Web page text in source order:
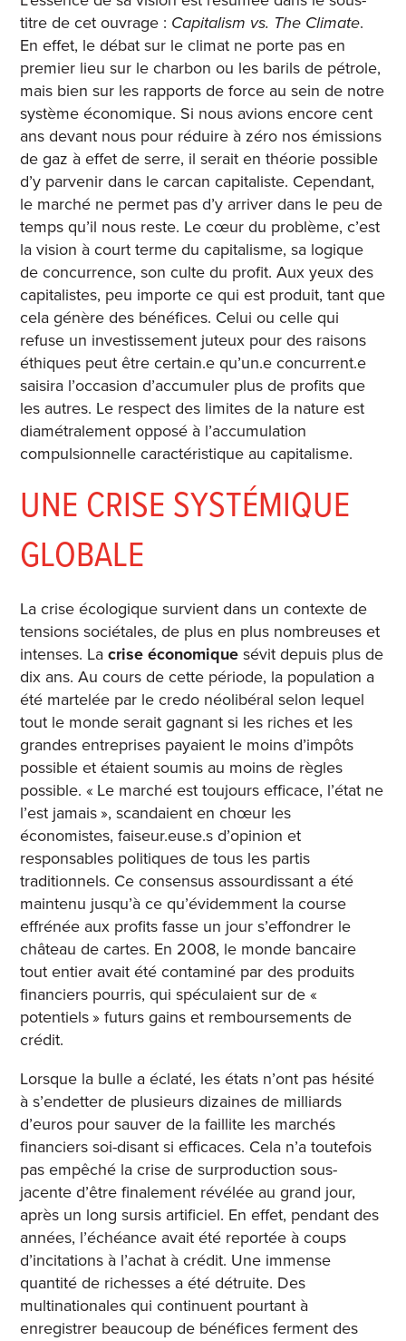
titre de cet ouvrage : Capitalism vs. The Climate.
En effet, le débat sur le climat ne porte pas en
premier lieu sur le charbon ou les barils de pétrole,
mais bien sur les rapports de force au sein de notre
système économique. Si nous avions encore cent
ans devant nous pour réduire à zéro nos émissions
de gaz à effet de serre, il serait en théorie possible
d’y parvenir dans le carcan capitaliste. Cependant,
le marché ne permet pas d’y arriver dans le peu de
temps qu’il nous reste. Le cœur du problème, c’est
la vision à court terme du capitalisme, sa logique
de concurrence, son culte du profit. Aux yeux des
capitalistes, peu importe ce qui est produit, tant que
cela génère des bénéfices. Celui ou celle qui
refuse un investissement juteux pour des raisons
éthiques peut être certain.e qu’un.e concurrent.e
saisira l’occasion d’accumuler plus de profits que
les autres. Le respect des limites de la nature est
diamétralement opposé à l’accumulation
compulsionnelle caractéristique au capitalisme.
UNE CRISE SYSTÉMIQUE
GLOBALE
La crise écologique survient dans un contexte de
tensions sociétales, de plus en plus nombreuses et
intenses. Lacrise économique sévit depuis plus de
dix ans. Au cours de cette période, la population a
été martelée par le credo néolibéral selon lequel
tout le monde serait gagnant si les riches et les
grandes entreprises payaient le moins d’impôts
possible et étaient soumis au moins de règles
possible. « Le marché est toujours efficace, l’état ne
l’est jamais », scandaient en chœur les
économistes, faiseur.euse.s d’opinion et
responsables politiques de tous les partis
traditionnels. Ce consensus assourdissant a été
maintenu jusqu’à ce qu’évidemment la course
effrénée aux profits fasse un jour s’effondrer le
château de cartes. En 2008, le monde bancaire
tout entier avait été contaminé par des produits
financiers pourris, qui spéculaient sur de «
potentiels » futurs gains et remboursements de
crédit.
Lorsque la bulle a éclaté, les états n’ont pas hésité
à s’endetter de plusieurs dizaines de milliards
d’euros pour sauver de la faillite les marchés
financiers soi-disant si efficaces. Cela n’a toutefois
pas empêché la crise de surproduction sous-
jacente d’être finalement révélée au grand jour,
après un long sursis artificiel. En effet, pendant des
années, l’échéance avait été reportée à coups
d’incitations à l’achat à crédit. Une immense
quantité de richesses a été détruite. Des
multinationales qui continuent pourtant à
enregistrer beaucoup de bénéfices ferment des